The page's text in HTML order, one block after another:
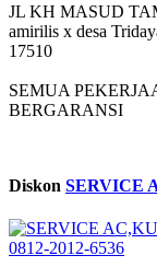
JL KH MASUD
amirilis x desa
17510
SEMUA
BERGARANSI
Diskon SERVICE